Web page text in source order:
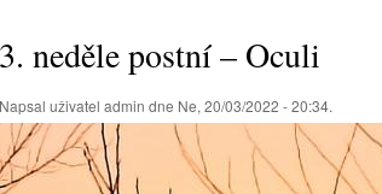
3. neděle postní – Oculi
Napsal uživatel admin dne Ne, 20/03/2022 - 20:34.